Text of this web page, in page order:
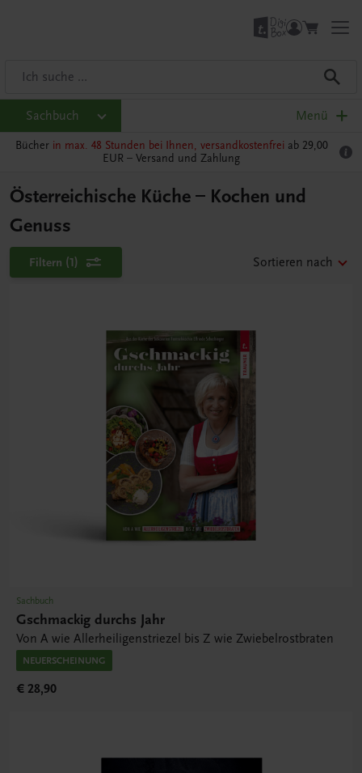
Sachbuch Menü
Bücher in max. 48 Stunden bei Ihnen, versandkostenfrei ab 29,00
EUR – Versand und Zahlung
Österreichische Küche – Kochen und
Genuss
Filtern (1) Sortieren nach
Sachbuch
Gschmackig durchs Jahr
Von A wie Allerheiligenstriezel bis Z wie Zwiebelrostbraten
NEUERSCHEINUNG
€ 28,90